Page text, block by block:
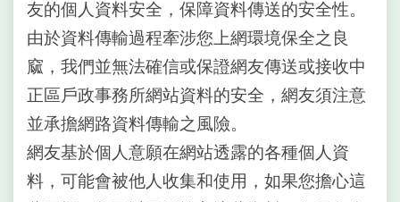
友的個人資料安全，保障資料傳送的安全性。
由於資料傳輸過程牽涉您上網環境保全之良
窳，我們並無法確信或保證網友傳送或接收中
正區戶政事務所網站資料的安全，網友須注意
並承擔網路資料傳輸之風險。
網友基於個人意願在網站透露的各種個人資
料，可能會被他人收集和使用，如果您擔心這